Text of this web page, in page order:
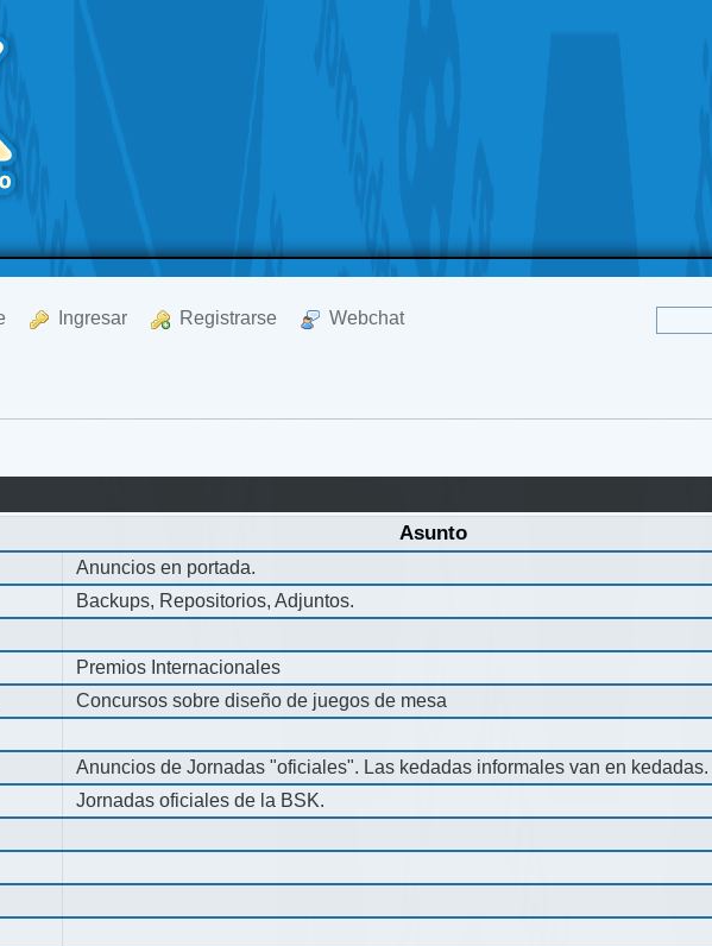
Ingresar Registrarse Webchat
Asunto
Anuncios en portada.
Backups, Repositorios, Adjuntos.
Premios Internacionales
Concursos sobre diseño de juegos de mesa
Anuncios de Jornadas "oficiales". Las kedadas informales van en kedadas.
Jornadas oficiales de la BSK.